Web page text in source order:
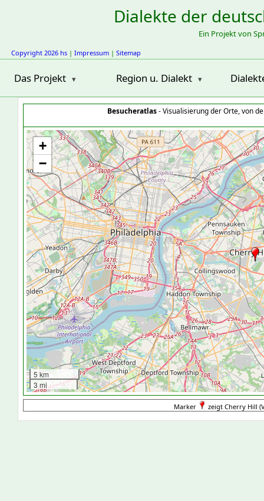
Dialekte der
Ein Projekt von
Copyright 2026 hs | Impressum | Sitemap
Das Projekt Region u. Dialekt
Besucheratlas- Visualisierung der Orte, von
+
−
5 km
3 mi
Marker zeigt Cherry Hill